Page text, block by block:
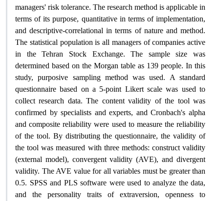
managers' risk tolerance. The research method is applicable in
terms of its purpose, quantitative in terms of implementation,
and descriptive-correlational in terms of nature and method.
The statistical population is all managers of companies active
in the Tehran Stock Exchange. The sample size was
determined based on the Morgan table as 139 people. In this
study, purposive sampling method was used. A standard
questionnaire based on a 5-point Likert scale was used to
collect research data. The content validity of the tool was
confirmed by specialists and experts, and Cronbach's alpha
and composite reliability were used to measure the reliability
of the tool. By distributing the questionnaire, the validity of
the tool was measured with three methods: construct validity
(external model), convergent validity (AVE), and divergent
validity. The AVE value for all variables must be greater than
0.5. SPSS and PLS software were used to analyze the data,
and the personality traits of extraversion, openness to